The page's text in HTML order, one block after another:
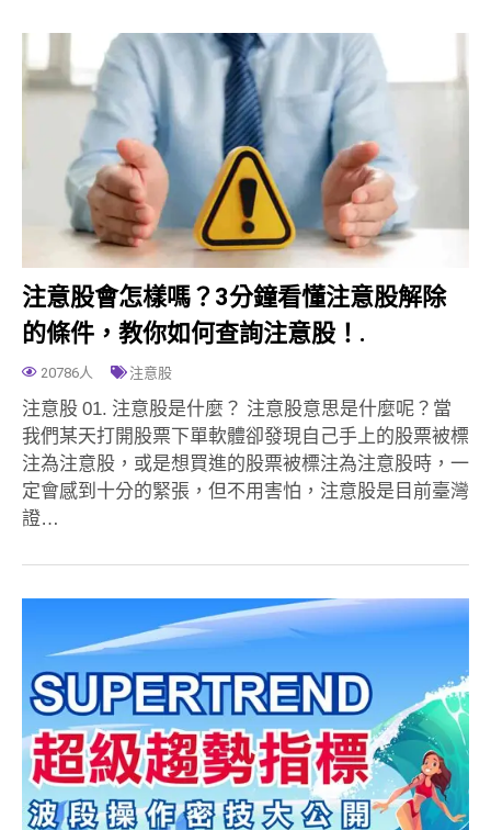
注意股會怎樣嗎？3分鐘看懂注意股解除
的條件，教你如何查詢注意股！.
20786人 注意股
注意股 01. 注意股是什麼？ 注意股意思是什麼呢？當
我們某天打開股票下單軟體卻發現自己手上的股票被標
注為注意股，或是想買進的股票被標注為注意股時，一
定會感到十分的緊張，但不用害怕，注意股是目前臺灣
證…